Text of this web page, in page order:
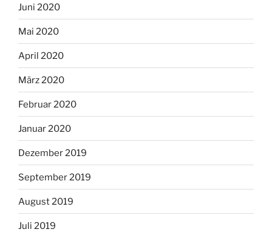
Juni 2020
Mai 2020
April 2020
März 2020
Februar 2020
Januar 2020
Dezember 2019
September 2019
August 2019
Juli 2019